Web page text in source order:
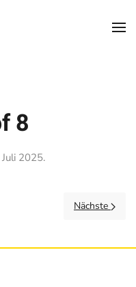
8
Juli 2025.
Nächste